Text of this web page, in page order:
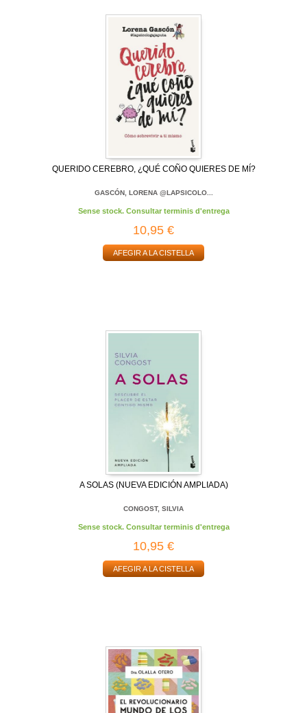
QUERIDO CEREBRO, ¿QUÉ COÑO QUIERES DE MÍ?
GASCÓN, LORENA @LAPSICOLO...
Sense stock. Consultar terminis d'entrega
10,95 €
AFEGIR A LA CISTELLA
A SOLAS (NUEVA EDICIÓN AMPLIADA)
CONGOST, SILVIA
Sense stock. Consultar terminis d'entrega
10,95 €
AFEGIR A LA CISTELLA